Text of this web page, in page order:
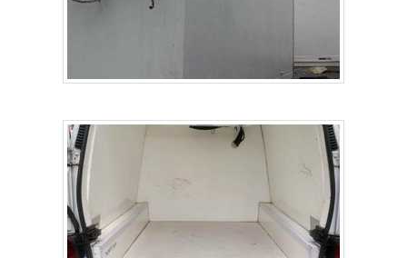
realizadas as atividades e estrutura suficiente para atender
com colaboradores proativos e funcionários eficientes,
garantem a melhor experiência para os clientes com